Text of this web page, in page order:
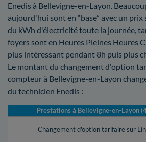
Enedis à Bellevigne-en-Layon.
aujourd'hui sont en “base” avec un
du kWh d'électricité toute la journée,
foyers sont en Heures Pleines Heures
plus intéressant pendant 8h puis plus
Le montant du changement d'option
compteur à Bellevigne-en-Layon
du technicien Enedis :
Prestations à Bellevigne-en-Layon
Changement d'option tarifaire sur